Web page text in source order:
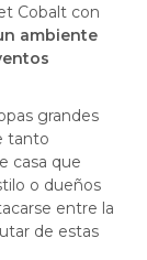
Cobalt con
ambiente
grandes
tanto
casa que
o dueños
entre la
de estas